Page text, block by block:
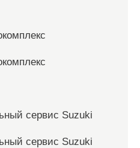
сервис Suzuki
сервис Suzuki